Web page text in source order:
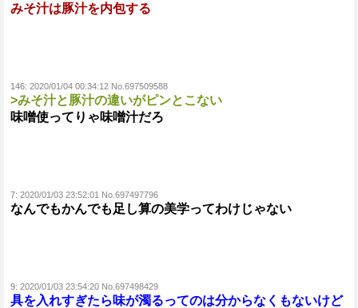
みそ汁は豚汁を内包する
146: 2020/01/04 00:34:12 No.697509588
>みそ汁と豚汁の違いがピンとこない
味噌使ってりゃ味噌汁だろ
7: 2020/01/03 23:52:01 No.697497796
なんでもかんでも足し算の美学ってわけじゃない
9: 2020/01/03 23:54:20 No.697498429
具を入れすぎたら味が濁るってのは分からなくもないけど